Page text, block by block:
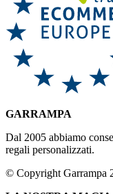
GARRAMPA
Dal 2005 abbiamo
regali personalizzati.
© Copyright Garrampa